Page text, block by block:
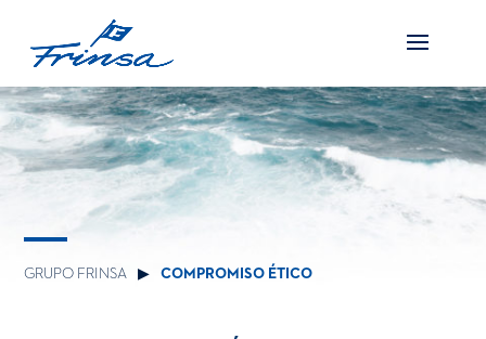
GRUPO FRINSA ▶ COMPROMISO ÉTICO